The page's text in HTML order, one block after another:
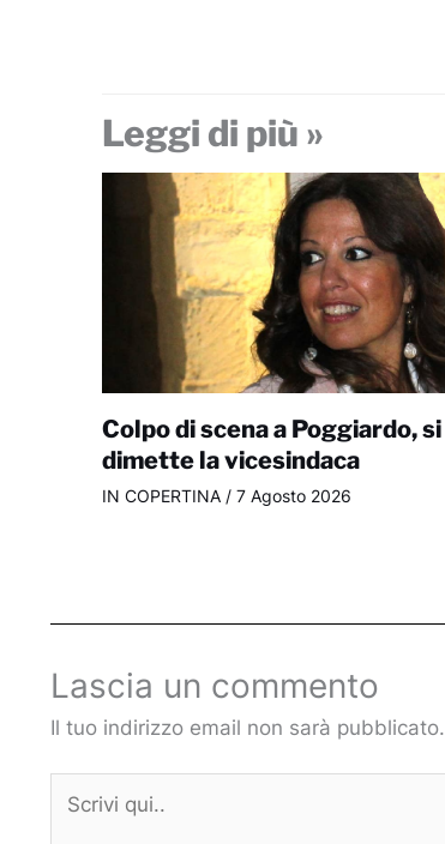
Leggi di più »
Colpo di scena a Poggiardo, si
dimette la vicesindaca
IN COPERTINA/ 7 Agosto 2026
Lascia un commento
Il tuo indirizzo email non sarà pubblicato.
qui..